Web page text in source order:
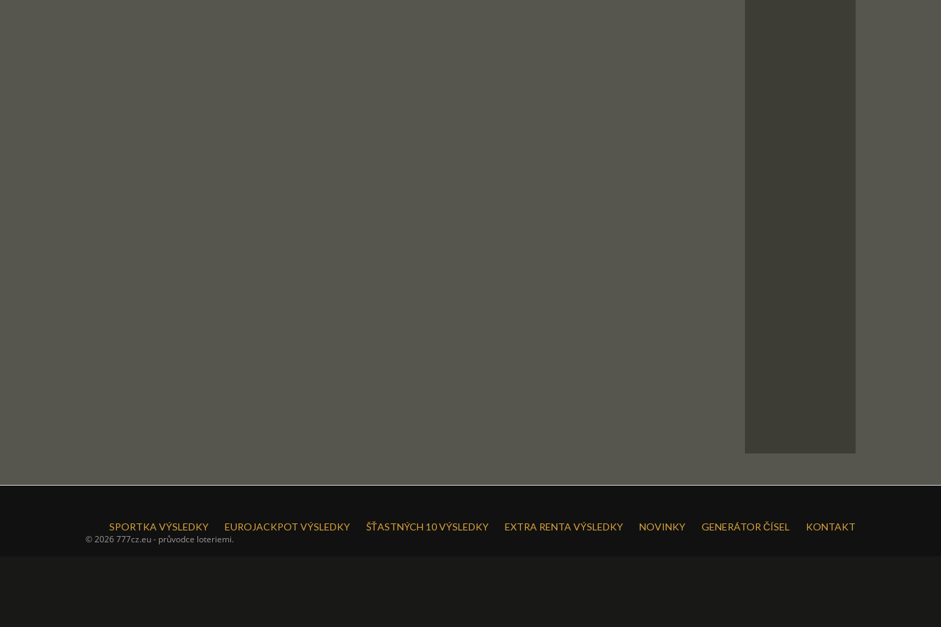
SPORTKA VÝSLEDKY EUROJACKPOT VÝSLEDKY ŠŤASTNÝCH 10 VÝSLEDKY EXTRA RENTA VÝSLEDKY NOVINKY GENERÁTOR ČÍSEL
KONTAKT
© 2026 777cz.eu - průvodce loteriemi.